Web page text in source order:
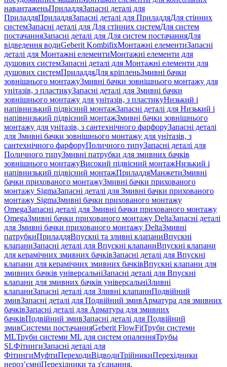
навантаженьПриладдяЗапасні деталі для
ПриладдяПриладдяЗапасні деталі для ПриладдяДля стінних
системЗапасні деталі для Для стінних системДля систем
постачанняЗапасні деталі для Для систем постачанняДля
відведення водиGeberit KombifixМонтажні елементиЗапасні
деталі для Монтажні елементиМонтажні елементи для
душових системЗапасні деталі для Монтажні елементи для
душових системПриладдяДля кріпленьЗмивні бачки
зовнішнього монтажуЗмивні бачки зовнішнього монтажу для
унітазів, з пластикуЗапасні деталі для Змивні бачки
зовнішнього монтажу для унітазів, з пластикуНизький і
напівнизький підвісний монтажЗапасні деталі для Низький і
напівнизький підвісний монтажЗмивні бачки зовнішнього
монтажу для унітазів, з сантехнічного фарфоруЗапасні деталі
для Змивні бачки зовнішнього монтажу для унітазів, з
сантехнічного фарфоруПоличного типуЗапасні деталі для
Поличного типуЗмивні патрубки для змивних бачків
зовнішнього монтажуВисокий підвісний монтажНизький і
напівнизький підвісний монтажПриладдяМанжетиЗмивні
бачки прихованого монтажуЗмивні бачки прихованого
монтажу SigmaЗапасні деталі для Змивні бачки прихованого
монтажу SigmaЗмивні бачки прихованого монтажу
OmegaЗапасні деталі для Змивні бачки прихованого монтажу
OmegaЗмивні бачки прихованого монтажу DeltaЗапасні деталі
для Змивні бачки прихованого монтажу DeltaЗмивні
патрубкиПриладдяВпускні та зливні клапаниВпускні
клапаниЗапасні деталі для Впускні клапаниВпускні клапани
для керамічних змивних бачківЗапасні деталі для Впускні
клапани для керамічних змивних бачківВпускні клапани для
змивних бачків універсальніЗапасні деталі для Впускні
клапани для змивних бачків універсальніЗливні
клапаниЗапасні деталі для Зливні клапаниПодвійний
змивЗапасні деталі для Подвійний змивАрматура для змивних
бачкiвЗапасні деталі для Арматура для змивних
бачкiвПодвійний змивЗапасні деталі для Подвійний
змивСистеми постачанняGeberit FlowFitТруби системи
MLТруби системи ML для систем опаленняТрубы
SLФітингиЗапасні деталі для
ФітингиМуфтиПереходиВідводиТрійникиПерехідники
нероз’ємніПерехідники та з'єднання,